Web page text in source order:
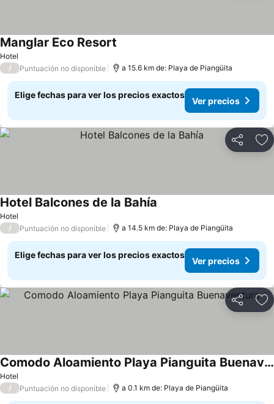
Hotel
Manglar Eco Resort
/ Puntuación no disponible a 15.6 km de: Playa de Piangüita
Elige fechas para ver los precios exactos
Ver precios
Compartir
Hotel
Hotel Balcones de la Bahía
/ Puntuación no disponible a 14.5 km de: Playa de Piangüita
Elige fechas para ver los precios exactos
Ver precios
Compartir
Hotel
Comodo Aloamiento Playa Pianguita Buenaventura
Ver precios
/ Puntuación no disponible a 0.1 km de: Playa de Piangüita